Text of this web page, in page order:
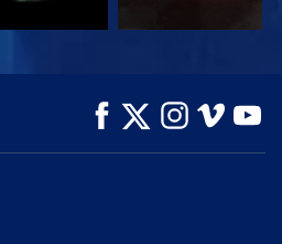
UTFORSKA
SERIEN